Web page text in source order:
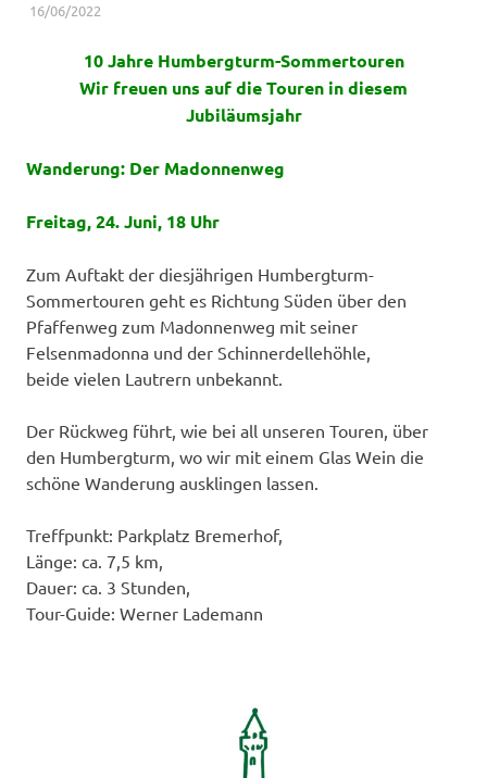
16/06/2022
10 Jahre Humbergturm-Sommertouren
Wir freuen uns auf die Touren in diesem
Jubiläumsjahr
Wanderung: Der Madonnenweg
Freitag, 24. Juni, 18 Uhr
Zum Auftakt der diesjährigen Humbergturm-
Sommertouren geht es Richtung Süden über den
Pfaffenweg zum Madonnenweg mit seiner
Felsenmadonna und der Schinnerdellehöhle,
beide vielen Lautrern unbekannt.
Der Rückweg führt, wie bei all unseren Touren, über
den Humbergturm, wo wir mit einem Glas Wein die
schöne Wanderung ausklingen lassen.
Treffpunkt: Parkplatz Bremerhof,
Länge: ca. 7,5 km,
Dauer: ca. 3 Stunden,
Tour-Guide: Werner Lademann